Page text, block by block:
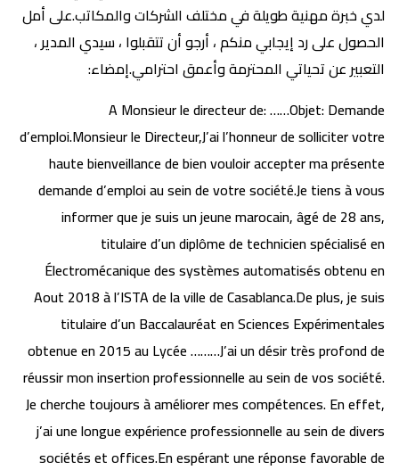
لدي خبرة مهنية طويلة في مختلف الشركات والمكاتب.على أمل
الحصول على رد إيجابي منكم ، أرجو أن تتقبلوا ، سيدي المدير ،
التعبير عن تحياتي المحترمة وأعمق احترامي.إمضاء:
A Monsieur le directeur de: ……Objet: Demande
d’emploi.Monsieur le Directeur,J’ai l’honneur de solliciter votre
haute bienveillance de bien vouloir accepter ma présente
demande d’emploi au sein de votre société.Je tiens à vous
informer que je suis un jeune marocain, âgé de 28 ans,
titulaire d’un diplôme de technicien spécialisé en
Électromécanique des systèmes automatisés obtenu en
Aout 2018 à l’ISTA de la ville de Casablanca.De plus, je suis
titulaire d’un Baccalauréat en Sciences Expérimentales
obtenue en 2015 au Lycée ………J’ai un désir très profond de
réussir mon insertion professionnelle au sein de vos société.
Je cherche toujours à améliorer mes compétences. En effet,
j’ai une longue expérience professionnelle au sein de divers
sociétés et offices.En espérant une réponse favorable de